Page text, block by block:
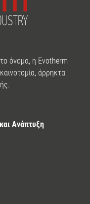
όνομα, η Evotherm
άρρηκτα
Ανάπτυξη